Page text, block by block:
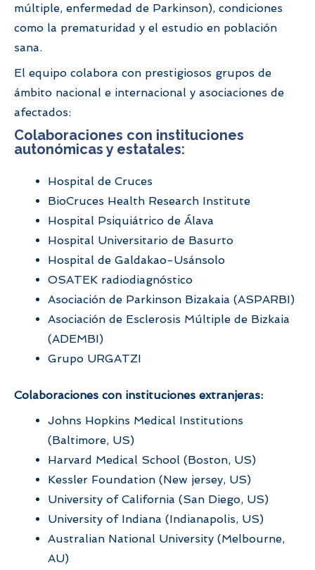
múltiple, enfermedad de Parkinson), condiciones
como la prematuridad y el estudio en población
sana.
El equipo colabora con prestigiosos grupos de
ámbito nacional e internacional y asociaciones de
afectados:
Colaboraciones con instituciones
autonómicas y estatales:
Hospital de Cruces
BioCruces Health Research Institute
Hospital Psiquiátrico de Álava
Hospital Universitario de Basurto
Hospital de Galdakao-Usánsolo
OSATEK radiodiagnóstico
Asociación de Parkinson Bizakaia (ASPARBI)
Asociación de Esclerosis Múltiple de Bizkaia
(ADEMBI)
Grupo URGATZI
Colaboraciones con instituciones extranjeras:
Johns Hopkins Medical Institutions
(Baltimore, US)
Harvard Medical School (Boston, US)
Kessler Foundation (New jersey, US)
University of California (San Diego, US)
University of Indiana (Indianapolis, US)
Australian National University (Melbourne,
AU)